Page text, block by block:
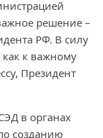
решение –
РФ. В силу
к важному
Президент
в органах
созданию